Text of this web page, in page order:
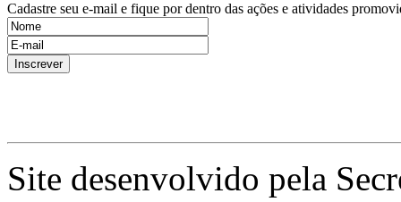
Cadastre seu e-mail e fique por dentro das ações e atividades
Site desenvolvido pela